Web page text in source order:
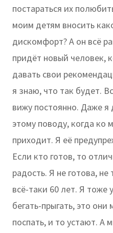
постараться их
моим детям вносить
дискомфорт? А он всё
придёт новый человек,
давать свои
я знаю, что так будет.
вижу постоянно. Даже
этому поводу, когда ко
приходит. Я её
Если кто готов, то
радость. Я не готова, не
всё-таки 60 лет. Я тоже
бегать-прыгать, это
поспать, и то устают. А